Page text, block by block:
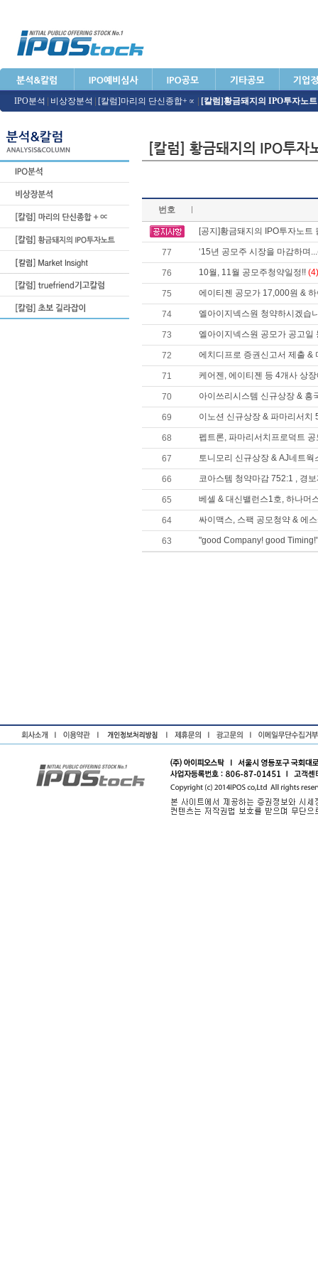
IPO분석 비상장분석 [칼럼]마리의 단신종합+∝ [칼럼]황금돼지의 IPO투자노트
번호
[공지]황금돼지의 IPO투자노트
77 ‘15년 공모주 시장을 마감하며
76 10월, 11월 공모주청약일정!! (4)
75 에이티젠 공모가 17,000원 &
74 엘아이지넥스원 청약하시겠습
73 엘아이지넥스원 공모가 공고일
72 에치디프로 증권신고서 제출 &
71 케어젠, 에이티젠 등 4개사 상
70 아이쓰리시스템 신규상장 & 흥
69 이노션 신규상장 & 파마리서치
68 펩트론, 파마리서치프로덕트
67 토니모리 신규상장 & AJ네트웍
66 코아스템 청약마감 752:1 , 경
65 베셀 & 대신밸런스1호, 하나머
64 싸이맥스, 스팩 공모청약 & 에
63 "good Company! good